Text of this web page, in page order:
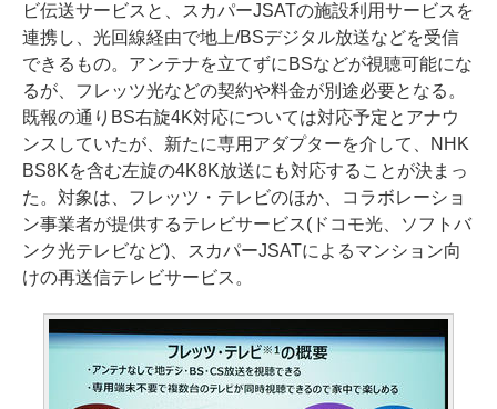
ビ伝送サービスと、スカパーJSATの施設利用サービスを
連携し、光回線経由で地上/BSデジタル放送などを受信
できるもの。アンテナを立てずにBSなどが視聴可能にな
るが、フレッツ光などの契約や料金が別途必要となる。
既報の通りBS右旋4K対応については対応予定とアナウ
ンスしていたが、新たに専用アダプターを介して、NHK
BS8Kを含む左旋の4K8K放送にも対応することが決まっ
た。対象は、フレッツ・テレビのほか、コラボレーショ
ン事業者が提供するテレビサービス(ドコモ光、ソフトバ
ンク光テレビなど)、スカパーJSATによるマンション向
けの再送信テレビサービス。